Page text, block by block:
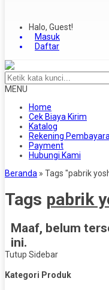
Halo, Guest!
Masuk
Daftar
MENU
Home
Cek Biaya Kirim
Katalog
Rekening
Payment
Hubungi Kami
Beranda » Tags "pabrik
Tags pabrik
Maaf, belum
ini.
Tutup Sidebar
Kategori Produk